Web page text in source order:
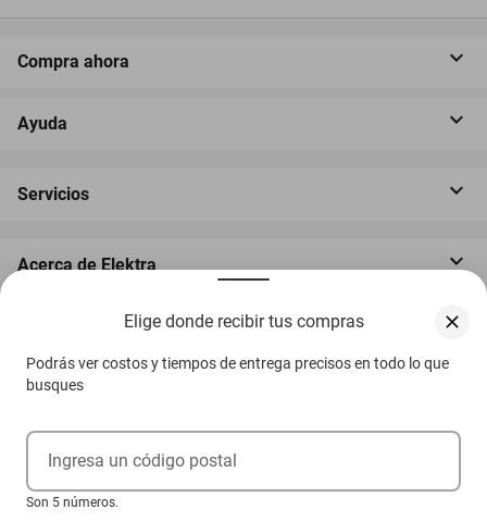
Elige donde recibir tus compras
Podrás ver costos y tiempos de entrega precisos en todo lo que
busques
Ingresa un código postal
Son 5 números.
Compra ahora
Ayuda
Servicios
Acerca de Elektra
‎ Descarga nuestra App Elektra